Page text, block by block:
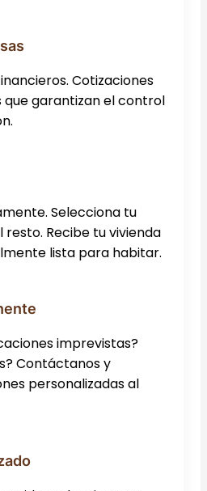
Cotizaciones
que garantizan el control
Selecciona tu
resto. Recibe tu vivienda
lista para habitar.
imprevistas?
Contáctanos y
personalizadas al